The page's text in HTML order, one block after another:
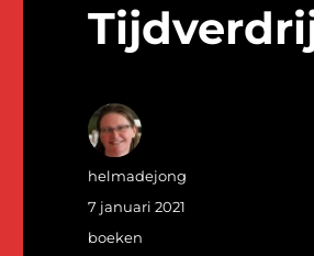
Auteur
helmadejong
Geplaatst
op
7 januari 2021
Categorieën
boeken